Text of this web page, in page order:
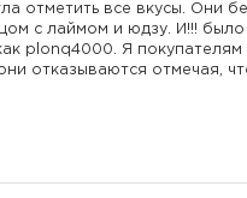
отметить все вкусы. Они
с лаймом и юдзу. И!!!
plonq4000. Я покупателям
отказываются отмечая,
10,12,15000 затяжек
сразу же , в
к минимализму! Давайте